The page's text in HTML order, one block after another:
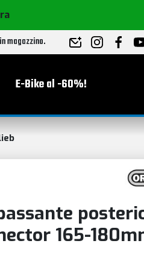
magazzino.
E-Bike al -60%!
165-